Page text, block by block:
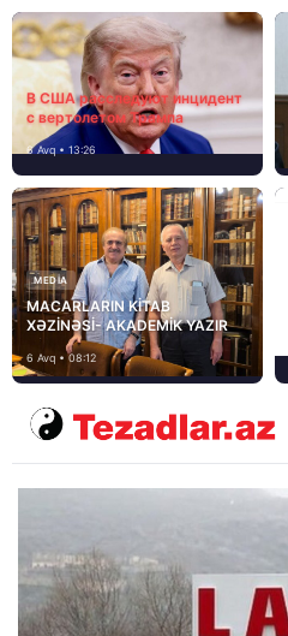
В США расследуют инцидент
с вертолетом Трампа
6 Avq • 13:26
MEDİA
MACARLARIN KİTAB
XƏZİNƏSİ- AKADEMİK YAZIR
6 Avq • 08:12